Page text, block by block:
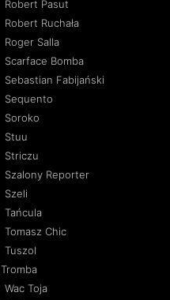
Robert Pasut
Robert Ruchała
Roger Salla
Scarface Bomba
Sebastian Fabijański
Sequento
Soroko
Stuu
Striczu
Szalony Reporter
Szeli
Tańcula
Tomasz Chic
Tuszol
Tromba
Wac Toja